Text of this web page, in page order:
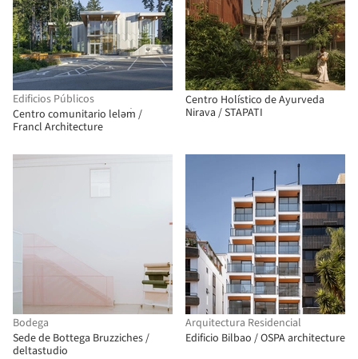
Edificios Públicos
Centro comunitario leləm̓ /
Francl Architecture
Centro Holístico de Ayurveda
Nirava / STAPATI
Bodega
Sede de Bottega Bruzziches /
deltastudio
Arquitectura Residencial
Edificio Bilbao / OSPA architecture